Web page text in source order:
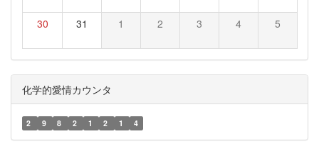
30 31 1 2 3 4 5
化学的愛情カウンタ
2 9 8 2 1 2 1 4